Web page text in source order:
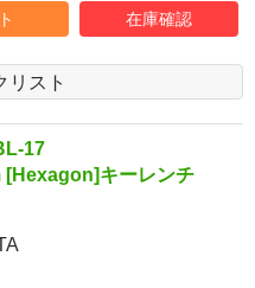
在庫確認
リスト
17
キーレンチ